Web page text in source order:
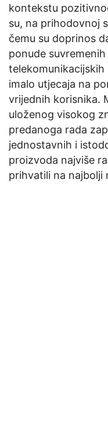
kontekstu
su, na prihodovnoj
čemu su doprinos
ponude
telekomunikacijskih
imalo utjecaja na
vrijednih korisnika.
uloženog visokog
predanoga rada
jednostavnih i
proizvoda najviše
prihvatili na najbolji